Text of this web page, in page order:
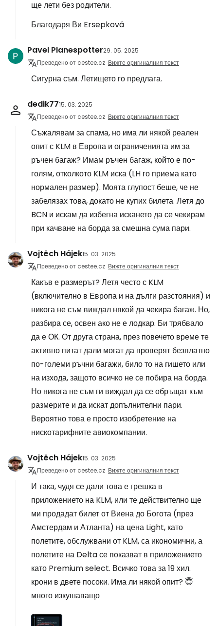
ще лети без родители.
Благодаря Ви Ersepková
Pavel Planespotter29. 05. 2025
Преведено от cestee.cz Вижте оригиналния текст
Сигурна съм. Летището го предлага.
dedik7715. 03. 2025
Преведено от cestee.cz Вижте оригиналния текст
Съжалявам за спама, но има ли някой реален
опит с KLM в Европа и ограниченията им за
ръчен багаж? Имам ръчен багаж, който е по-
голям, отколкото KLM иска (LH го приема като
нормален размер). Моята глупост беше, че не
забелязах това, докато не купих билета. Летя до
BCN и искам да избегна искането да се чекирам
при качване на борда за смешна сума пари.
Vojtěch Hájek15. 03. 2025
Преведено от cestee.cz Вижте оригиналния текст
Какъв е размерът? Летя често с KLM
(включително в Европа и на дълги разстояния) и
никога не съм виждал някой да чекира багаж. Но,
разбира се, освен ако не е лодкар. Би трябвало
да е ОК. От друга страна, през повечето време те
активно питат дали могат да проверят безплатно
по-големи ръчни багажи, било то на гишето или
на изхода, защото всичко не се побира на борда.
Но никога не съм ги виждал да се обръщат към
размерите и да искат допълнителни пари.
Вероятно това е просто изобретение на
нискотарифните авиокомпании.
Vojtěch Hájek15. 03. 2025
Преведено от cestee.cz Вижте оригиналния текст
И така, чудя се дали това е грешка в
приложението на KLM, или те действително ще
ми продадат билет от Виена до Богота (през
Амстердам и Атланта) на цена Light, като
полетите, обслужвани от KLM, са икономични, а
полетите на Delta се показват в приложението
като Premium select. Всичко това за 19 хил.
крони в двете посоки. Има ли някой опит? 😇
много изкушаващо